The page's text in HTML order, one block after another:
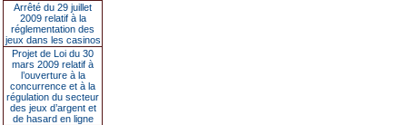
Arrêté du 29 juillet
2009 relatif à la
réglementation des
jeux dans les casinos
Projet de Loi du 30
mars 2009 relatif à
l’ouverture à la
concurrence et à la
régulation du secteur
des jeux d’argent et
de hasard en ligne